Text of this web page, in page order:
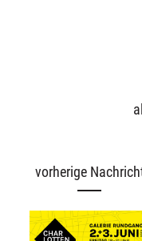
vorherige